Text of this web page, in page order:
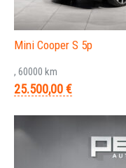
Mini Cooper S 5p
, 60000 km
25.500,00 €